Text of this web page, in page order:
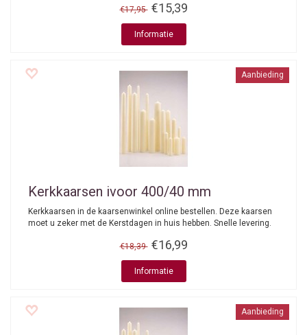
€17,95 €15,39
Informatie
Aanbieding
Kerkkaarsen ivoor 400/40 mm
Kerkkaarsen in de kaarsenwinkel online bestellen. Deze kaarsen
moet u zeker met de Kerstdagen in huis hebben. Snelle levering.
€18,39 €16,99
Informatie
Aanbieding